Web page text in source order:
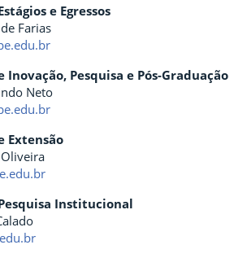
e Egressos
Farias
Pesquisa e Pós-Graduação
Neto
Extensão
Institucional